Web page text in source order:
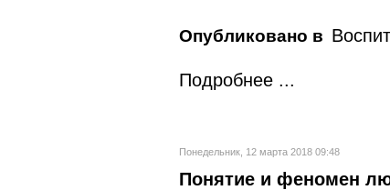
Опубликовано в
Подробнее ...
Понедельник, 12 марта 2018 09:48
Понятие и феномен